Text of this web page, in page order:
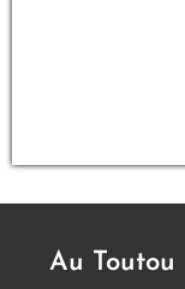
Au Toutou